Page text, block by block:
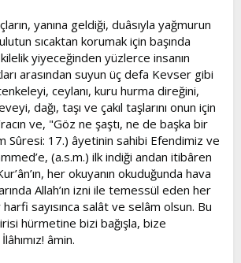
yanına geldiği, duâsıyla yağmurun
sıcaktan korumak için başında
yiyeceğinden yüzlerce insanın
arasından suyun üç defa Kevser gibi
ceylanı, kuru hurma direğini,
dağı, taşı ve çakıl taşlarını onun için
ve, "Göz ne şaştı, ne de başka bir
Sûresi: 17.) âyetinin sahibi Efendimiz ve
(a.s.m.) ilk indiği andan itibâren
her okuyanın okuduğunda hava
Allah’ın izni ile temessül eden her
sayısınca salât ve selâm olsun. Bu
hürmetine bizi bağışla, bize
âmin.